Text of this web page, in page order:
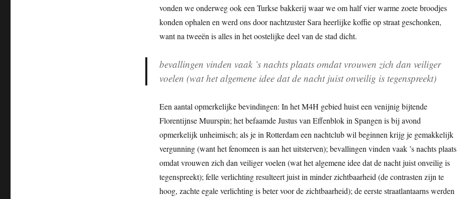
vonden we onderweg ook een Turkse bakkerij waar we om half vier warme zoete broodjes
konden ophalen en werd ons door nachtzuster Sara heerlijke koffie op straat geschonken,
want na tweeën is alles in het oostelijke deel van de stad dicht.
bevallingen vinden vaak ’s nachts plaats omdat vrouwen zich dan veiliger
voelen (wat het algemene idee dat de nacht juist onveilig is tegenspreekt)
Een aantal opmerkelijke bevindingen: In het M4H gebied huist een venijnig bijtende
Florentijnse Muurspin; het befaamde Justus van Effenblok in Spangen is bij avond
opmerkelijk unheimisch; als je in Rotterdam een nachtclub wil beginnen krijg je gemakkelijk
vergunning (want het fenomeen is aan het uitsterven); bevallingen vinden vaak ’s nachts plaats
omdat vrouwen zich dan veiliger voelen (wat het algemene idee dat de nacht juist onveilig is
tegenspreekt); felle verlichting resulteert juist in minder zichtbaarheid (de contrasten zijn te
hoog, zachte egale verlichting is beter voor de zichtbaarheid); de eerste straatlantaarns werden